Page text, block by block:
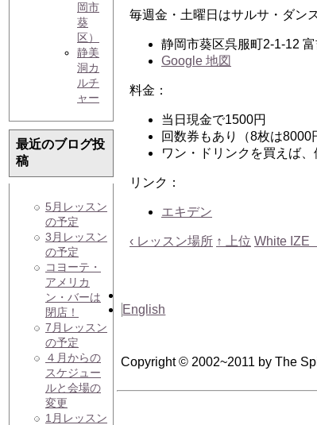
岡市
葵
区）
静美
洞カ
ルチ
ャー
最近のブログ投
稿
5月レッスン
の予定
3月レッスン
の予定
コヨーテ・
アメリカ
ン・バーは
閉店！
7月レッスン
の予定
４月からの
スケジュー
ルと会場の
変更
1月レッスン
毎週金・土曜日はサルサ・ダン
静岡市葵区呉服町2-1-12
Google 地図
料金：
当日現金で1500円
回数券もあり（8枚は8000
ワン・ドリンクを買えば、
リンク：
エキデン
‹ レッスン場所 ↑ 上位 White IZE
English
Copyright © 2002~2011 by The